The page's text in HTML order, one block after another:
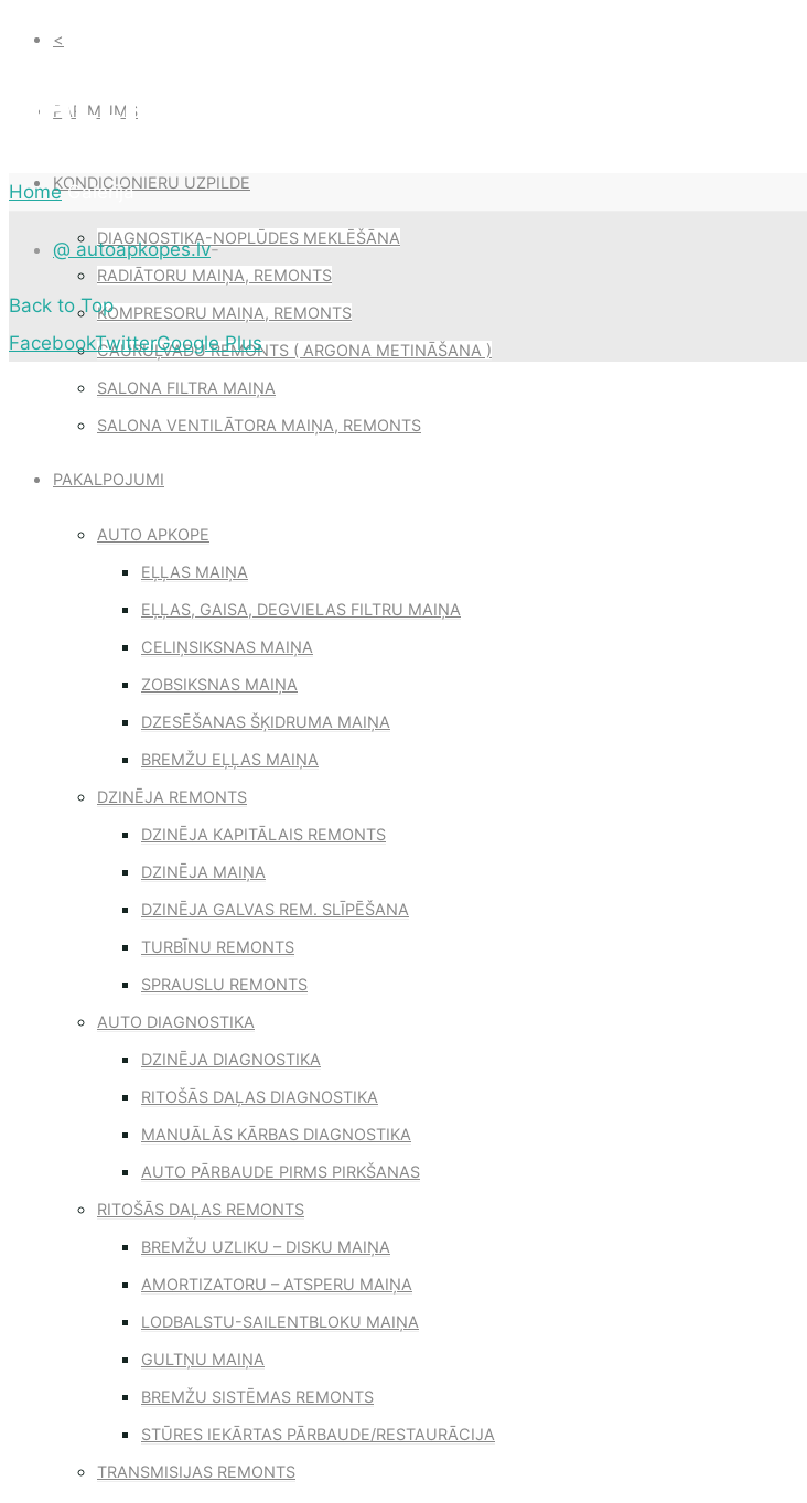
<
PAR MUMS
KONDICIONIERU UZPILDE
DIAGNOSTIKA-NOPLŪDES MEKLĒŠĀNA
RADIĀTORU MAIŅA, REMONTS
KOMPRESORU MAIŅA, REMONTS
CAURUĻVADU REMONTS ( ARGONA METINĀŠANA )
SALONA FILTRA MAIŅA
SALONA VENTILĀTORA MAIŅA, REMONTS
PAKALPOJUMI
AUTO APKOPE
EĻĻAS MAIŅA
EĻĻAS, GAISA, DEGVIELAS FILTRU MAIŅA
CELIŅSIKSNAS MAIŅA
ZOBSIKSNAS MAIŅA
DZESĒŠANAS ŠĶIDRUMA MAIŅA
BREMŽU EĻĻAS MAIŅA
DZINĒJA REMONTS
DZINĒJA KAPITĀLAIS REMONTS
DZINĒJA MAIŅA
DZINĒJA GALVAS REM. SLĪPĒŠANA
TURBĪNU REMONTS
SPRAUSLU REMONTS
AUTO DIAGNOSTIKA
DZINĒJA DIAGNOSTIKA
RITOŠĀS DAĻAS DIAGNOSTIKA
MANUĀLĀS KĀRBAS DIAGNOSTIKA
AUTO PĀRBAUDE PIRMS PIRKŠANAS
RITOŠĀS DAĻAS REMONTS
BREMŽU UZLIKU – DISKU MAIŅA
AMORTIZATORU – ATSPERU MAIŅA
LODBALSTU-SAILENTBLOKU MAIŅA
GULTŅU MAIŅA
BREMŽU SISTĒMAS REMONTS
STŪRES IEKĀRTAS PĀRBAUDE/RESTAURĀCIJA
TRANSMISIJAS REMONTS
GALERIJA
Home Galerija
@ autoapkopes.lv-
Back to Top
FacebookTwitterGoogle Plus